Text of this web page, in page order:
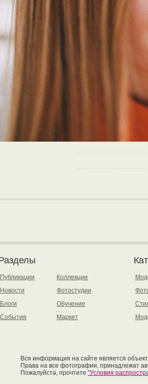
Публикации
Новости
Блоги
События
Коллекции
Фотостудии
Обучение
Маркет
Вся информация на сайте является
Права на все фотографии, принадлежат
Пожалуйста, прочтите "Условия